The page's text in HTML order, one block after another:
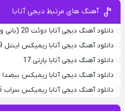
آهنگ های مرتبط دیجی آتابا
دانلود آهنگ دیجی آتابا دوئت 20 (بانی و بهرام)
دانلود آهنگ دیجی آتابا ریمیکس اینتل 19
دانلود آهنگ دیجی آتابا پارتی 17
دانلود آهنگ دیجی آتابا ریمیکس بیصدا 16
دانلود آهنگ دیجی آتابا ریمیکس سراب 15